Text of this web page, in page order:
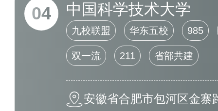
04 中国科学技术大学
九校联盟 华东五校 985
双一流 211 省部共建
安徽省合肥市包河区金寨